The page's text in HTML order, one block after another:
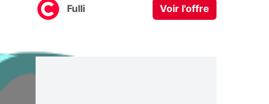
Fulli Voir l'offre